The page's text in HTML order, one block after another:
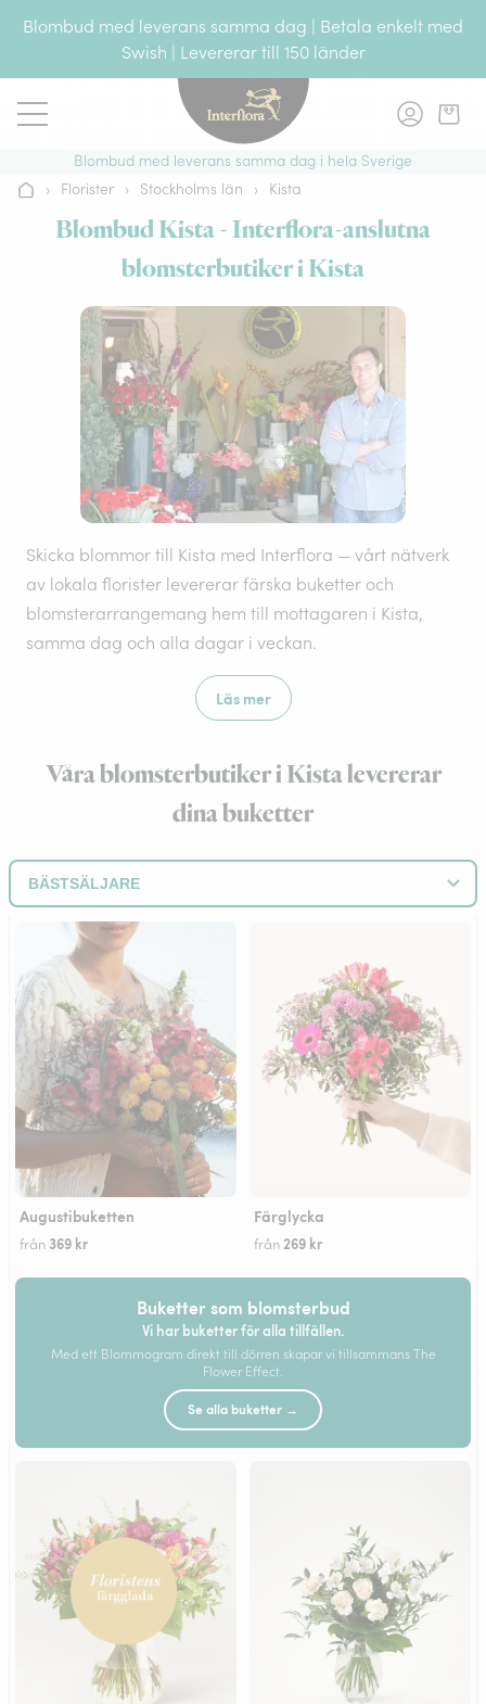
Blombud med leverans samma dag | Betala enkelt med
Swish | Levererar till 150 länder
Blombud med leverans samma dag i hela Sverige
Hem› Florister › Stockholms län › Kista
Blombud Kista - Interflora-anslutna
blomsterbutiker i Kista
Skicka blommor till Kista med Interflora — vårt nätverk
av lokala florister levererar färska buketter och
blomsterarrangemang hem till mottagaren i Kista,
samma dag och alla dagar i veckan.
Läs mer
Våra blomsterbutiker i Kista levererar
dina buketter
Augustibuketten
från 369 kr
Färglycka
från 269 kr
Buketter som blomsterbud
Vi har buketter för alla tillfällen.
Med ett Blommogram direkt till dörren skapar vi tillsammans The
Flower Effect.
Se alla buketter →